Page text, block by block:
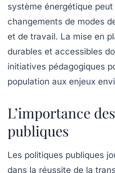
système énergétique
changements de modes
et de travail. La mise en
durables et accessibles
initiatives pédagogiques
population aux enjeux
L’importance
publiques
Les politiques publiques
dans la réussite de la